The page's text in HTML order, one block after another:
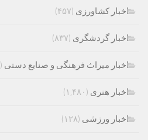
اخبار کشاورزی (۴۵۷)
اخبار گردشگری (۸۳۷)
اخبار میراث فرهنگی و صنایع دستی (۱,۴۱۷)
اخبار هنری (۱,۴۸۰)
اخبار ورزشی (۱۲۸)